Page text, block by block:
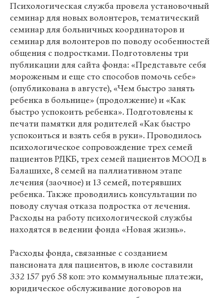
Психологическая служба провела установочный
семинар для новых волонтеров, тематический
семинар для больничных координаторов и
семинар для волонтеров по поводу особенностей
общения с подростками. Подготовлены три
публикации для сайта фонда: «Представьте себя
мороженым и еще сто способов помочь себе»
(опубликована в августе), «Чем быстро занять
ребенка в больнице» (продолжение) и «Как
быстро успокоить ребенка». Подготовлены к
печати памятки для родителей «Как быстро
успокоиться и взять себя в руки». Проводилось
психологическое сопровождение трех семей
пациентов РДКБ, трех семей пациентов МООД в
Балашихе, 8 семей на паллиативном этапе
лечения (заочное) и 13 семей, потерявших
ребенка. Также проводились консультации по
поводу случая отказа подростка от лечения.
Расходы на работу психологической службы
находятся в ведении фонда «Новая жизнь».
Расходы фонда, связанные с созданием
пансионата для пациентов, в июле составили
332 157 руб 58 коп: это коммунальные платежи,
юридическое обслуживание договоров на